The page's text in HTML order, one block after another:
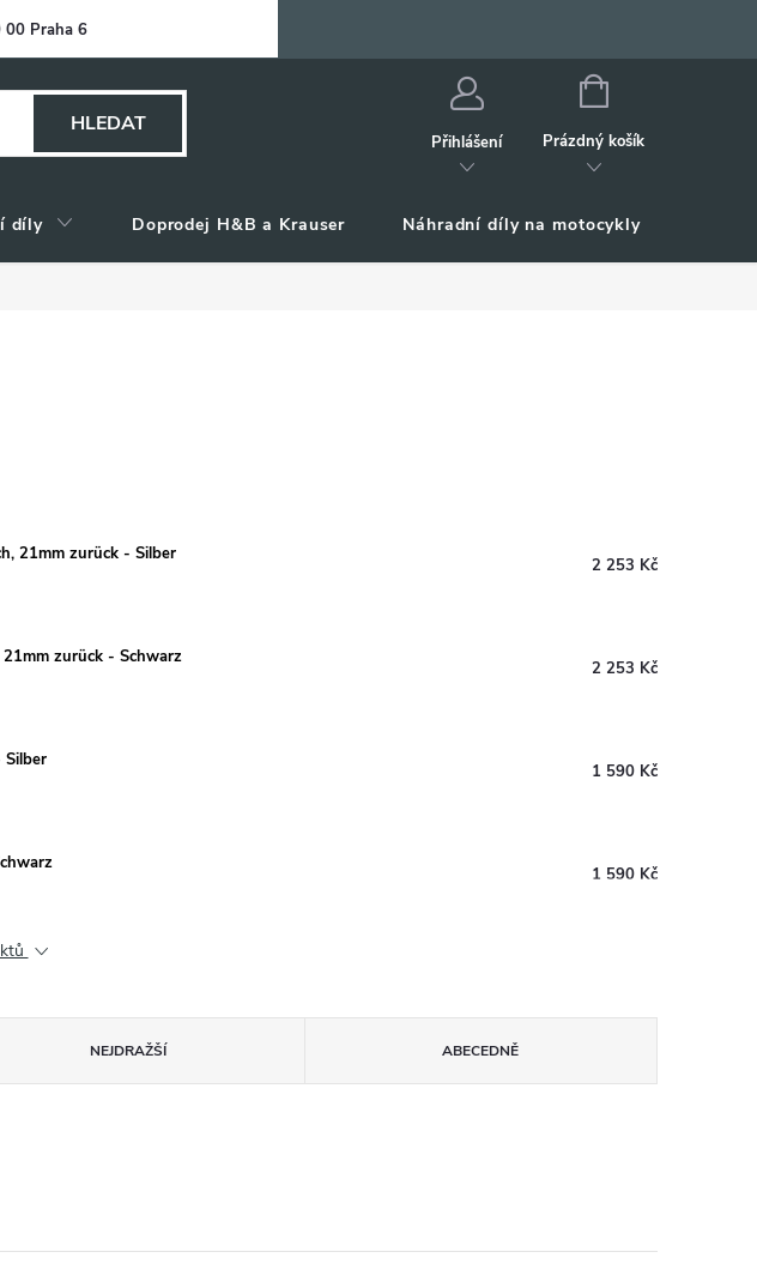
00 Praha 6
HLEDAT
Přihlášení
NÁKUPNÍ
Prázdný košík
díly Doprodej H&B a Krauser Náhradní díly na motocykly
21mm zurück - Silber
2 253 Kč
zurück - Schwarz
2 253 Kč
Silber
1 590 Kč
1 590 Kč
NEJDRAŽŠÍ ABECEDNĚ